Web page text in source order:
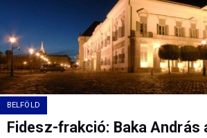
BELFÖLD
Fidesz-frakció: Baka András